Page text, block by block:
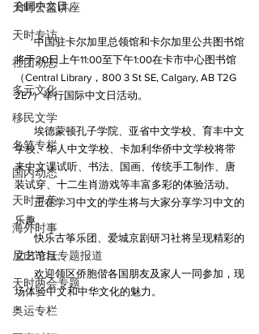
天时公益讲座
天时专访
社团动态
多元文化
移民文学
名笔专栏
国内动态
天时寻美
海外时事
尼山论坛专题报道
天时两会专题
奥运专栏
合国中文日。
        中国驻卡尔加里总领馆和卡尔加里公共图书馆
将于20日上午11:00至下午1:00在卡市中心图书馆
（Central Library，800 3 St SE, Calgary, AB T2G
2E7）举行国际中文日活动。
学校、华人中文学校、卡加利华侨中文学校将带
来中文课试听、书法、国画、传统手工制作、唐
装试穿、十二生肖游戏等丰富多彩的体验活动。
        正在学习中文的学生将与大家分享学习中文的
乐趣。
        快乐古筝乐团、爱城京剧研习社将呈现精彩的
文艺节目。
场体验中文和中华文化的魅力。